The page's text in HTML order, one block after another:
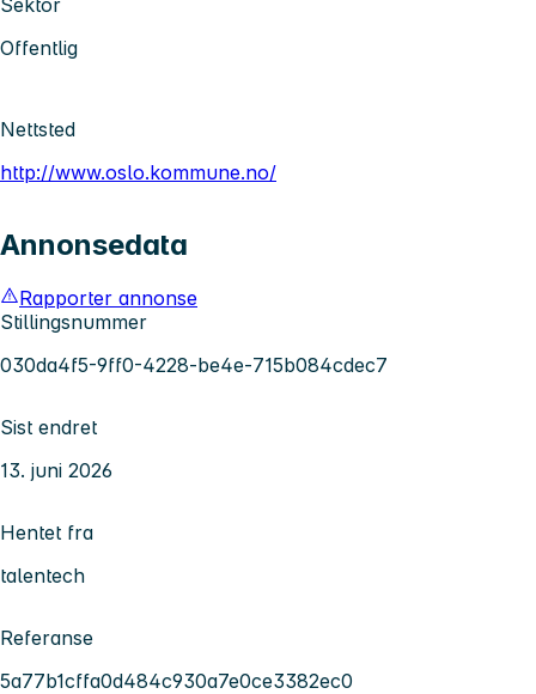
Offentlig
Nettsted
http://www.oslo.kommune.no/
Annonsedata
Rapporter annonse
Stillingsnummer
030da4f5-9ff0-4228-be4e-715b084cdec7
Sist endret
13. juni 2026
Hentet fra
talentech
Referanse
5a77b1cffa0d484c930a7e0ce3382ec0